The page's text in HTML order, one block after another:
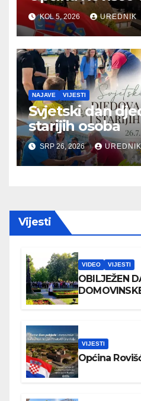
KOL 5, 2026 UREDNIK
NAJAVE VIJESTI
Svjetski dan
starijih osoba
SRP 26, 2026 UREDNIK
Vijesti
VIDEO VIJESTI
OBILJEŽEN
VIJESTI
Općina